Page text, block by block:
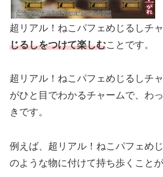
超リアル！ねこパフェめじるしチ
じるしをつけて楽しむことです。
超リアル！ねこパフェめじるしチ
がひと目でわかるチャームで、わ
きです。
例えば、超リアル！ねこパフェめ
のような物に付けて持ち歩くことが